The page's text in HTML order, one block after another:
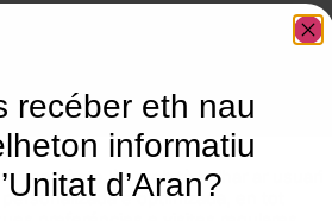
en nòste lòc web tà balhar ar usuari
personalizada e optimizada, en tot
recéber eth nau
informatiu
d’Aran?